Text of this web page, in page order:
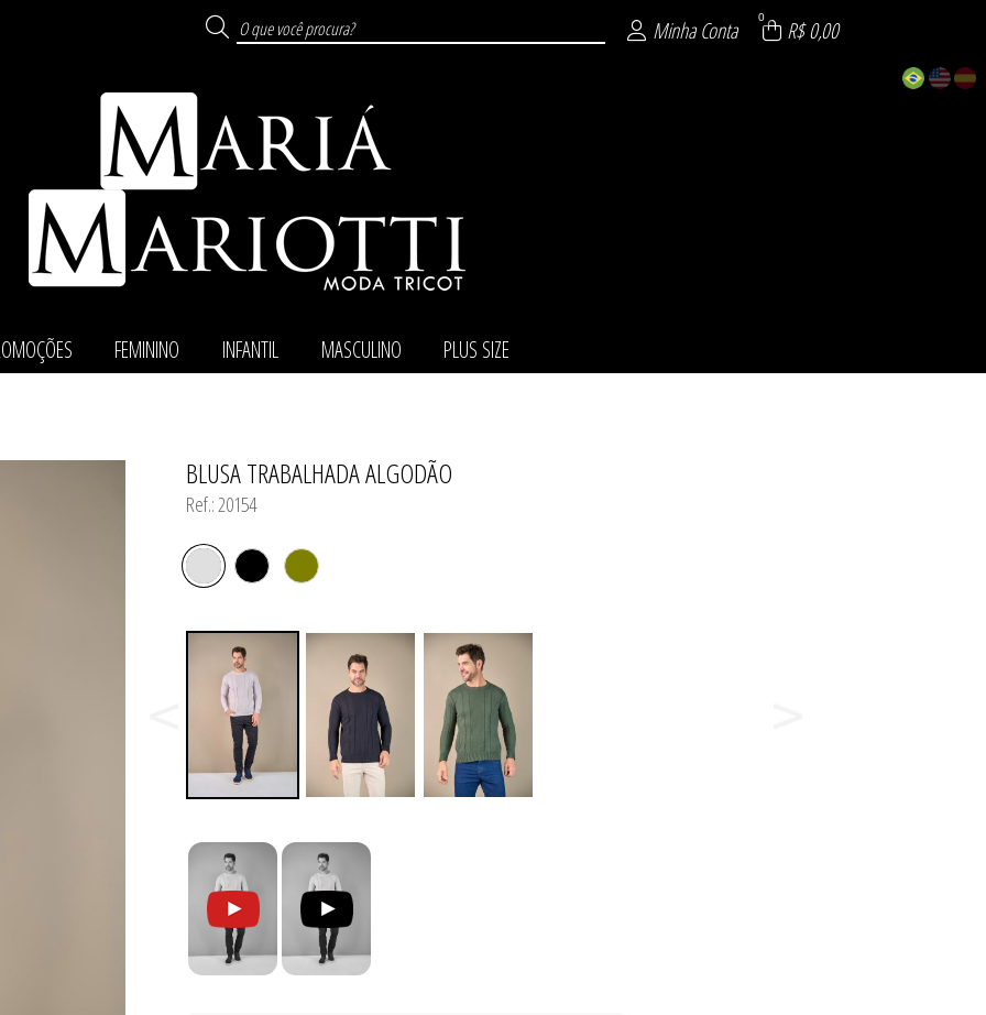
Minha Conta 0 R$ 0,00
TODOS DE PROMOÇÕES
FEMININO
TODOS DE FEMININO
INFANTIL
TODOS DE INFANTIL
MASCULINO
TODOS DE MASCULINO
PLUS SIZE
TODOS DE PLUS SIZE
BLUSA TRABALHADA ALGODÃO
Ref.: 20154